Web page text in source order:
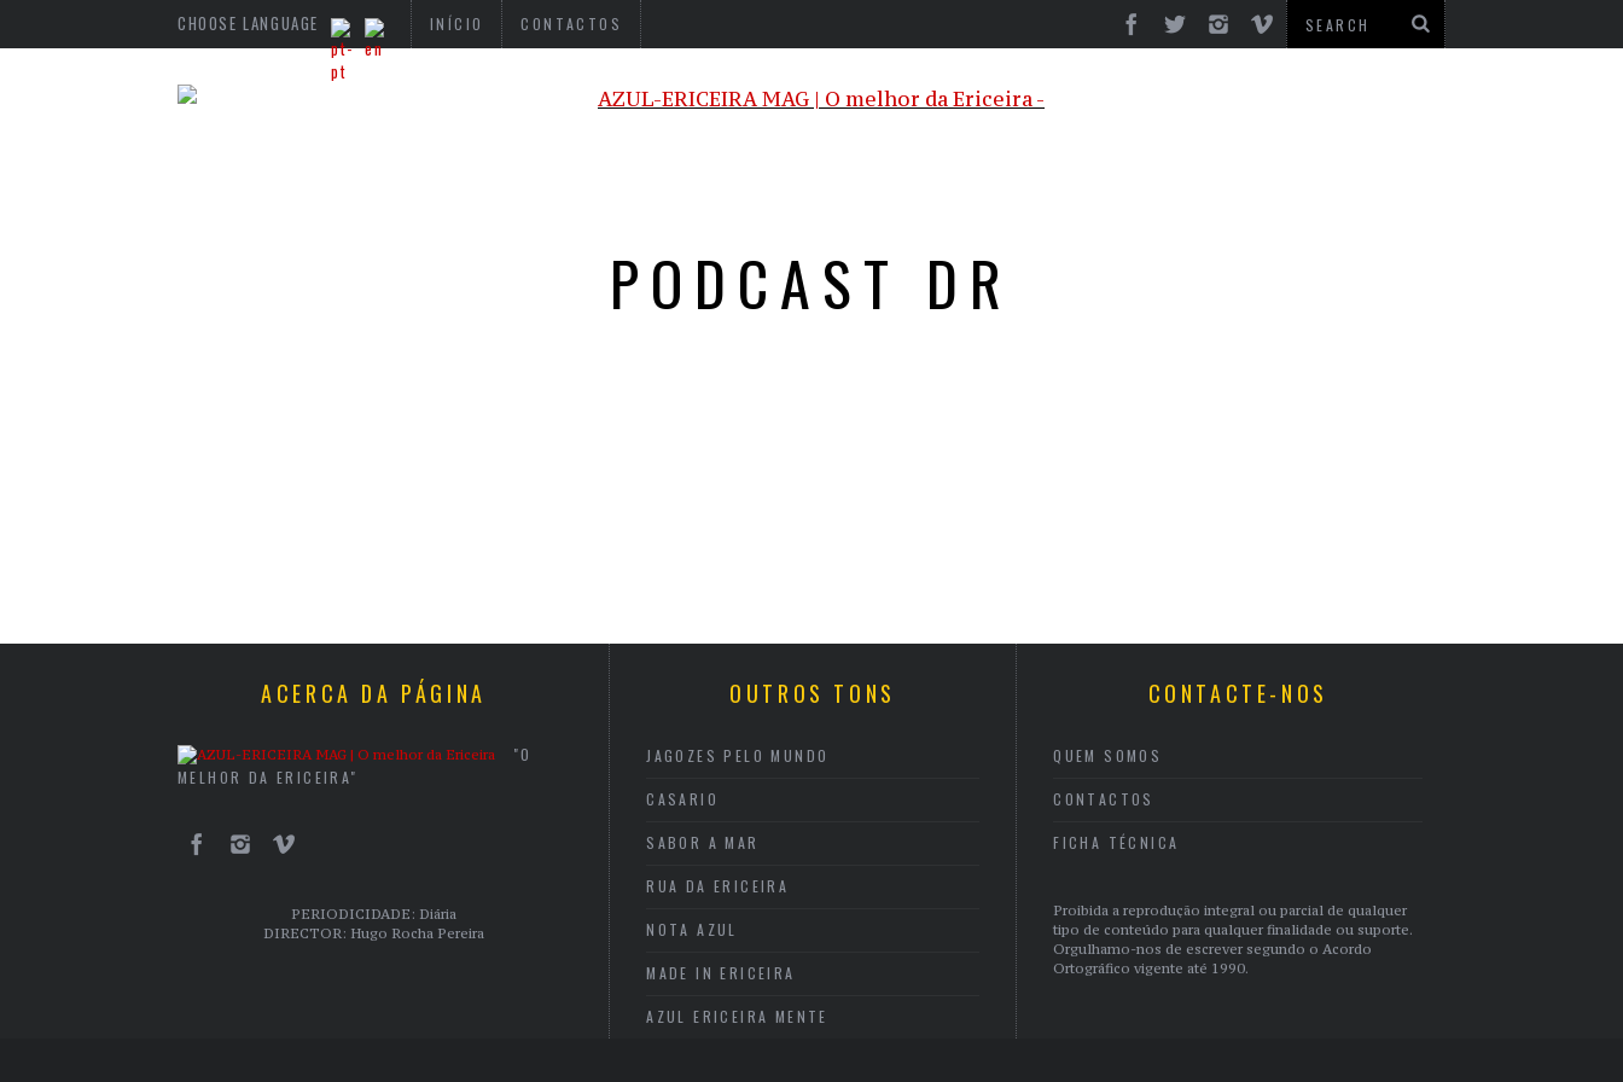
CHOOSE LANGUAGE INÍCIO CONTACTOS
PODCAST DR
ACERCA DA PÁGINA
"O
MELHOR DA ERICEIRA"
PERIODICIDADE: Diária
DIRECTOR: Hugo Rocha Pereira
OUTROS TONS
JAGOZES PELO MUNDO
CASARIO
SABOR A MAR
RUA DA ERICEIRA
NOTA AZUL
MADE IN ERICEIRA
AZUL ERICEIRA MENTE
CONTACTE-NOS
QUEM SOMOS
CONTACTOS
FICHA TÉCNICA
Proibida a reprodução integral ou parcial de qualquer
tipo de conteúdo para qualquer finalidade ou suporte.
Orgulhamo-nos de escrever segundo o Acordo
Ortográfico vigente até 1990.